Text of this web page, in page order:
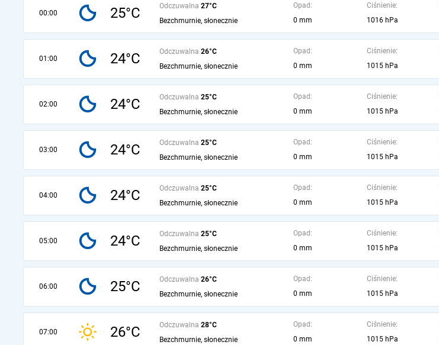
00:00 25°C Odczuwalna 27°C
Bezchmurnie, słonecznie
Opad:
0 mm
Ciśnienie:
1016 hPa
01:00 24°C Odczuwalna 26°C
Bezchmurnie, słonecznie
Opad:
0 mm
Ciśnienie:
1015 hPa
02:00 24°C Odczuwalna 25°C
Bezchmurnie, słonecznie
Opad:
0 mm
Ciśnienie:
1015 hPa
03:00 24°C Odczuwalna 25°C
Bezchmurnie, słonecznie
Opad:
0 mm
Ciśnienie:
1015 hPa
04:00 24°C Odczuwalna 25°C
Bezchmurnie, słonecznie
Opad:
0 mm
Ciśnienie:
1015 hPa
05:00 24°C Odczuwalna 25°C
Bezchmurnie, słonecznie
Opad:
0 mm
Ciśnienie:
1015 hPa
06:00 25°C Odczuwalna 26°C
Bezchmurnie, słonecznie
Opad:
0 mm
Ciśnienie:
1015 hPa
07:00 26°C Odczuwalna 28°C
Bezchmurnie, słonecznie
Opad:
0 mm
Ciśnienie:
1015 hPa